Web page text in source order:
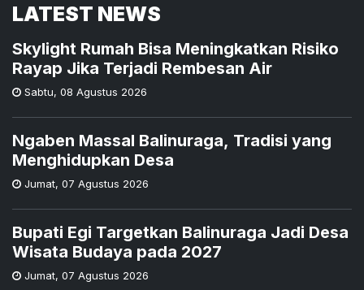
LATEST NEWS
Skylight Rumah Bisa Meningkatkan Risiko
Rayap Jika Terjadi Rembesan Air
Sabtu, 08 Agustus 2026
Ngaben Massal Balinuraga, Tradisi yang
Menghidupkan Desa
Jumat, 07 Agustus 2026
Bupati Egi Targetkan Balinuraga Jadi Desa
Wisata Budaya pada 2027
Jumat, 07 Agustus 2026